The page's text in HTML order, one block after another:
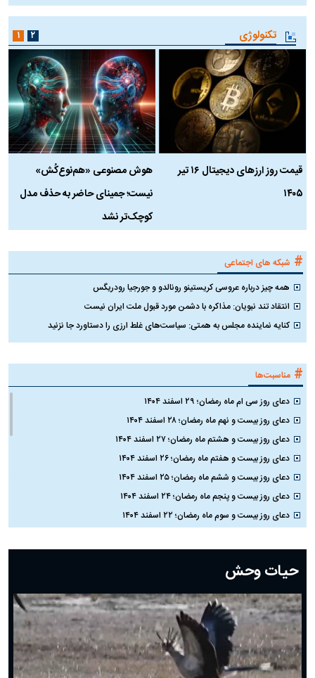
تکنولوژی
قیمت روز ارز‌های دیجیتال ۱۶ تیر
۱۴۰۵
هوش مصنوعی «هم‌نوع‌کُش»
نیست؛ جمینای حاضر به حذف مدل
کوچک‌تر نشد
۱ ۲
# شبکه های اجتماعی
همه چیز درباره عروسی کریستینو رونالدو و جورجیا رودریگس
انتقاد تند نبویان: مذاکره با دشمن مورد قبول ملت ایران نیست
کنایه نماینده مجلس به همتی: سیاست‌های غلط ارزی را دستاورد جا نزنید
# مناسبت‌ها
دعای روز سی ام ماه رمضان؛ ۲۹ اسفند ۱۴۰۴
دعای روز بیست و نهم ماه رمضان؛ ۲۸ اسفند ۱۴۰۴
دعای روز بیست و هشتم ماه رمضان؛ ۲۷ اسفند ۱۴۰۴
دعای روز بیست و هفتم ماه رمضان؛ ۲۶ اسفند ۱۴۰۴
دعای روز بیست و ششم ماه رمضان؛ ۲۵ اسفند ۱۴۰۴
دعای روز بیست و پنجم ماه رمضان؛ ۲۴ اسفند ۱۴۰۴
دعای روز بیست و سوم ماه رمضان؛ ۲۲ اسفند ۱۴۰۴
دعای روز بیستم ماه رمضان؛ ۱۹ اسفند ۱۴۰۴
دعای روز هشتم ماه مبارک رمضان؛ ۷ اسفند ماه ۱۴۰۴
دعای روز هفتم ماه رمضان؛ ۶ اسفند ۱۴۰۴
دعای روز ششم ماه رمضان؛ ۵ اسفند ۱۴۰۴
دعای روز پنجم ماه رمضان؛ ۴ اسفند ۱۴۰۴
دعای روز چهارم ماه مبارک رمضان؛ ۳ اسفند ۱۴۰۴
دعای روز سوم ماه مبارک رمضان؛ ۱۴ اسفند ۱۴۰۴
حیات وحش